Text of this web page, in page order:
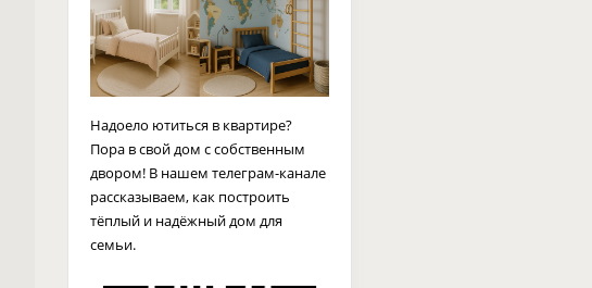
Надоело ютиться в квартире?
Пора в свой дом с собственным
двором! В нашем телеграм-канале
рассказываем, как построить
тёплый и надёжный дом для
семьи.